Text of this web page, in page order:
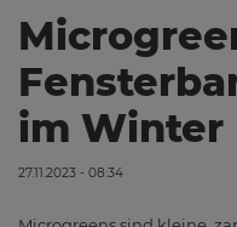
im Winter
27.11.2023 - 08:34